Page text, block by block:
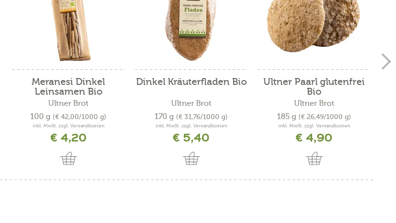
Meranesi Dinkel
Leinsamen Bio
Ultner Brot
100 g (€ 42,00/1000 g)
inkl. MwSt. zzgl. Versandkosten
€ 4,20
Dinkel Kräuterfladen Bio
Ultner Brot
170 g (€ 31,76/1000 g)
inkl. MwSt. zzgl. Versandkosten
€ 5,40
Ultner Paarl glutenfrei
Bio
Ultner Brot
185 g (€ 26,49/1000 g)
inkl. MwSt. zzgl. Versandkosten
€ 4,90